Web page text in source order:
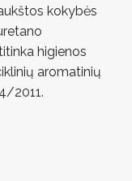
kokybės
higienos
aromatinių
2011.